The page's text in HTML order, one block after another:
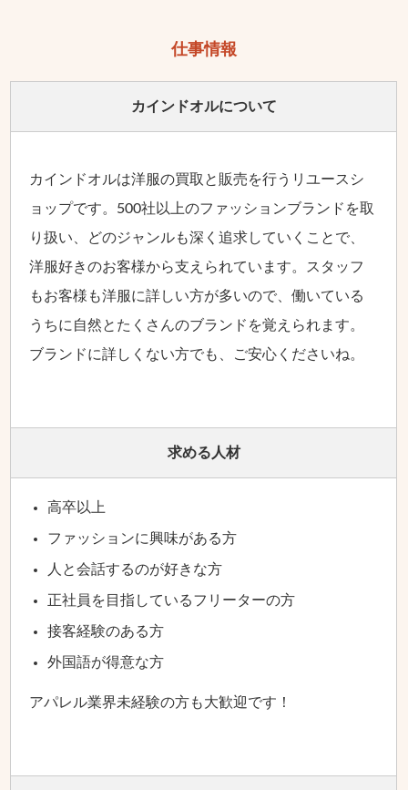
仕事情報
カインドオルについて
カインドオルは洋服の買取と販売を行うリユースシ
ョップです。500社以上のファッションブランドを取
り扱い、どのジャンルも深く追求していくことで、
洋服好きのお客様から支えられています。スタッフ
もお客様も洋服に詳しい方が多いので、働いている
うちに自然とたくさんのブランドを覚えられます。
ブランドに詳しくない方でも、ご安心くださいね。
求める人材
高卒以上
ファッションに興味がある方
人と会話するのが好きな方
正社員を目指しているフリーターの方
接客経験のある方
外国語が得意な方
アパレル業界未経験の方も大歓迎です！